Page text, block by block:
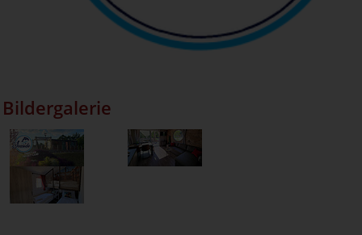
Bildergalerie